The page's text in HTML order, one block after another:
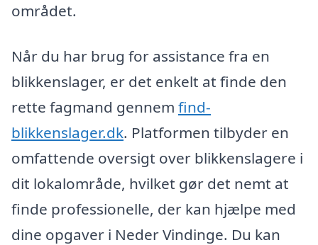
området.
Når du har brug for assistance fra en
blikkenslager, er det enkelt at finde den
rette fagmand gennem find-
blikkenslager.dk. Platformen tilbyder en
omfattende oversigt over blikkenslagere i
dit lokalområde, hvilket gør det nemt at
finde professionelle, der kan hjælpe med
dine opgaver i Neder Vindinge. Du kan